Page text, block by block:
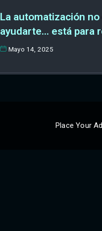
La automatización
ayudarte… está para
Mayo 14, 2025
Place Your